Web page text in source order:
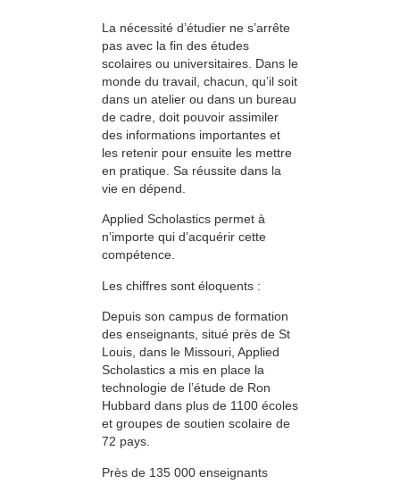
La nécessité d’étudier ne s’arrête
pas avec la fin des études
scolaires ou universitaires. Dans le
monde du travail, chacun, qu’il soit
dans un atelier ou dans un bureau
de cadre, doit pouvoir assimiler
des informations importantes et
les retenir pour ensuite les mettre
en pratique. Sa réussite dans la
vie en dépend.
Applied Scholastics permet à
n’importe qui d’acquérir cette
compétence.
Les chiffres sont éloquents :
Depuis son campus de formation
des enseignants, situé près de St
Louis, dans le Missouri, Applied
Scholastics a mis en place la
technologie de l’étude de Ron
Hubbard dans plus de 1100 écoles
et groupes de soutien scolaire de
72 pays.
Près de 135 000 enseignants